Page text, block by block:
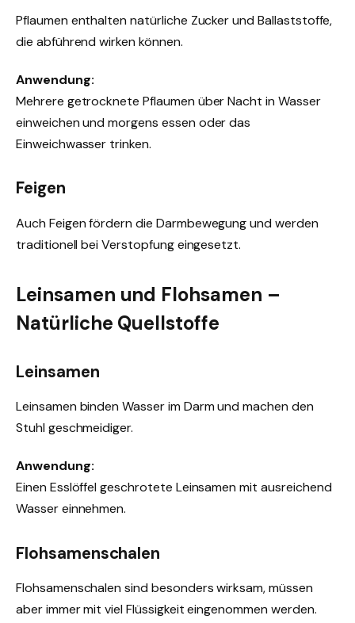
Pflaumen enthalten natürliche Zucker und Ballaststoffe,
die abführend wirken können.
Anwendung:
Mehrere getrocknete Pflaumen über Nacht in Wasser
einweichen und morgens essen oder das
Einweichwasser trinken.
Feigen
Auch Feigen fördern die Darmbewegung und werden
traditionell bei Verstopfung eingesetzt.
Leinsamen und Flohsamen –
Natürliche Quellstoffe
Leinsamen
Leinsamen binden Wasser im Darm und machen den
Stuhl geschmeidiger.
Anwendung:
Einen Esslöffel geschrotete Leinsamen mit ausreichend
Wasser einnehmen.
Flohsamenschalen
Flohsamenschalen sind besonders wirksam, müssen
aber immer mit viel Flüssigkeit eingenommen werden.